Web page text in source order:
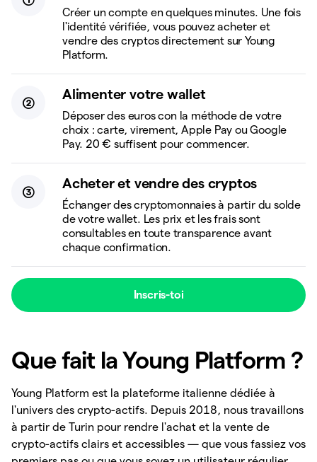
Créer un compte en quelques minutes. Une fois
l'identité vérifiée, vous pouvez acheter et
vendre des cryptos directement sur Young
Platform.
Alimenter votre wallet
Déposer des euros con la méthode de votre
choix : carte, virement, Apple Pay ou Google
Pay. 20 € suffisent pour commencer.
Acheter et vendre des cryptos
Échanger des cryptomonnaies à partir du solde
de votre wallet. Les prix et les frais sont
consultables en toute transparence avant
chaque confirmation.
Inscris-toi
Que fait la Young Platform ?
Young Platform est la plateforme italienne dédiée à
l'univers des crypto-actifs. Depuis 2018, nous travaillons
à partir de Turin pour rendre l'achat et la vente de
crypto-actifs clairs et accessibles — que vous fassiez vos